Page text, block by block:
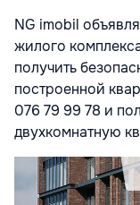
NG imobil
жилого
получить
построенной
076 79 99 78 и
двухкомнатную